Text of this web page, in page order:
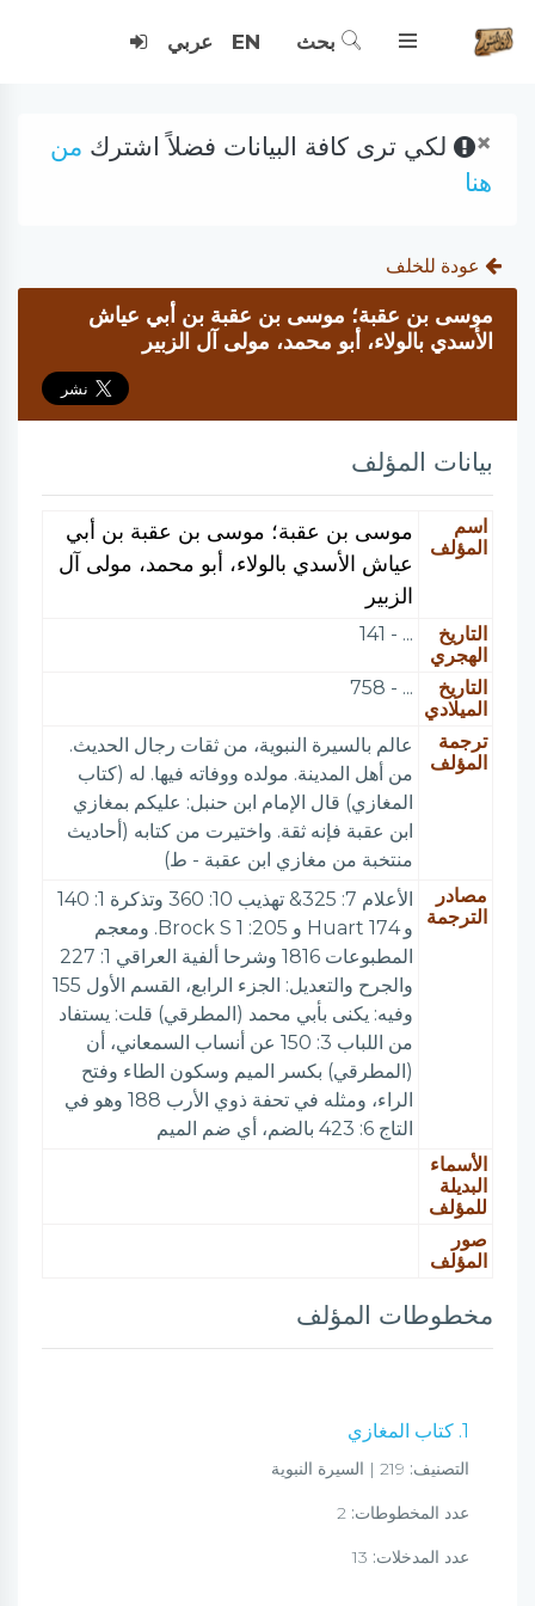
بحث EN عربي
× لكي ترى كافة البيانات فضلاً اشترك من
هنا
عودة للخلف
موسى بن عقبة؛ موسى بن عقبة بن أبي عياش
الأسدي بالولاء، أبو محمد، مولى آل الزبير
بيانات المؤلف
اسم
المؤلف
موسى بن عقبة؛ موسى بن عقبة بن أبي
عياش الأسدي بالولاء، أبو محمد، مولى آل
الزبير
التاريخ
الهجري
... - 141
التاريخ
الميلادي
... - 758
ترجمة
المؤلف
عالم بالسيرة النبوية، من ثقات رجال الحديث.
من أهل المدينة. مولده ووفاته فيها. له (كتاب
المغازي) قال الإمام ابن حنبل: عليكم بمغازي
ابن عقبة فإنه ثقة. واختيرت من كتابه (أحاديث
منتخبة من مغازي ابن عقبة - ط)
مصادر
الترجمة
الأعلام 7: 325& تهذيب 10: 360 وتذكرة 1: 140
و 174 Huart و 205: 1 Brock S. ومعجم
المطبوعات 1816 وشرحا ألفية العراقي 1: 227
والجرح والتعديل: الجزء الرابع، القسم الأول 155
وفيه: يكنى بأبي محمد (المطرقي) قلت: يستفاد
من اللباب 3: 150 عن أنساب السمعاني، أن
(المطرقي) بكسر الميم وسكون الطاء وفتح
الراء، ومثله في تحفة ذوي الأرب 188 وهو في
التاج 6: 423 بالضم، أي ضم الميم
الأسماء
البديلة
للمؤلف
صور
المؤلف
مخطوطات المؤلف
1. كتاب المغازي
التصنيف:
عدد المخطوطات:
عدد المدخلات: